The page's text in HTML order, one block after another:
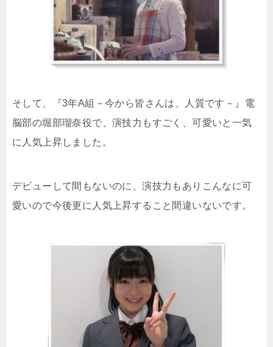
そして、『3年A組－今から皆さんは、人質です－』電
脳部の堀部瑠奈役で、演技力もすごく、可愛いと一気
に人気上昇しました。
デビューして間もないのに、演技力もありこんなに可
愛いので今後更に人気上昇すること間違いないです。